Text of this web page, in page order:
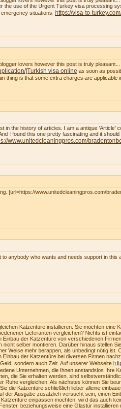
the use of the Urgent Turkey visa processing
situations.
https://visa-to-
lovers however this post is truly
]Turkish visa online as soon as
thing is that some extra charges are applicable
in the history of articles. I am a antique ’Article’
I found this one pretty fascinating and it
www.unitedcleaningpros.com/
[url=https://www.unitedcleaningpros.com/
to anybody who wants and needs support in this
Katzentüre installieren. Sie möchten eine
Lieferanten vergleichen? Nichts ist
Einbau der Katzentüre von verschiedenen
selber montieren. Darüber hinaus stellen
Weise mehr berappen, als unbedingt nötig ist.
der Katzentüre bei diversen Firmen
sondern auch Zeit. Auf unserer Webseite
Unternehmen, die Ihnen anstandslos Ihre
die Sie erhalten werden, sind
Ruhe vergleichen. Als nächstes können Sie
die Katzentüre schließlich lieber alleine
der Ausgabe zusätzlich versucht sein, einen
einpassen möchten, wird das auch
beziehungsweise eine Glastür installieren